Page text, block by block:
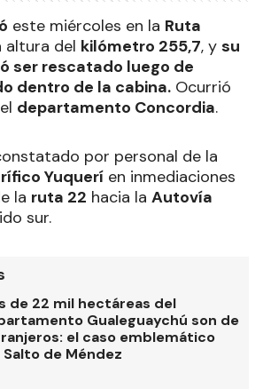
este miércoles en la Ruta
altura del kilómetro 255,7, y su
ser rescatado luego de
dentro de la cabina. Ocurrió
departamento Concordia.
por personal de la
Yuquerí en inmediaciones
la ruta 22 hacia la Autovía
sur.
de 22 mil hectáreas del
Gualeguaychú son de
el caso emblemático
Salto de Méndez